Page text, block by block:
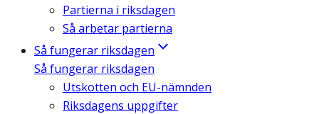
Partierna i riksdagen
Så arbetar partierna
Så fungerar riksdagen
Så fungerar riksdagen
Utskotten och EU-nämnden
Riksdagens uppgifter